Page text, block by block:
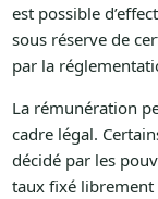
est possible
sous réserve de
par la
La rémunération
cadre légal.
décidé par les
taux fixé librement